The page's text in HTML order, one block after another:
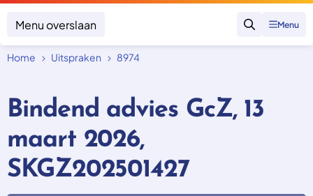
Menu overslaan
Zoeken
Menu
Onderwerpen
Zorgverzekering afsluiten
Vergoeding van zorg
Zorg in het buitenland
Focus en impact
Uitspraken
Home Uitspraken 8974
Bindend advies GcZ, 13
maart 2026,
SKGZ202501427